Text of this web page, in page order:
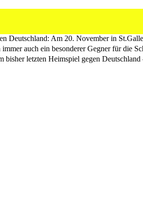
Deutschland: Am 20. November in
auch ein besonderer Gegner für die
letzten Heimspiel gegen